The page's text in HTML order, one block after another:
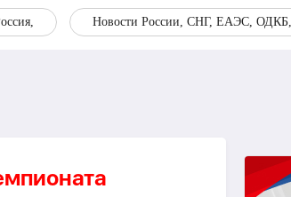
Новости России, СНГ, ЕАЭС, ОДКБ,